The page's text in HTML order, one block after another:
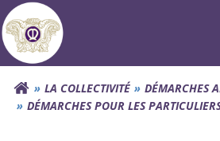
Aller
au
contenu
LA COLLECTIVITÉ
DÉMARCHES
DÉMARCHES POUR LES